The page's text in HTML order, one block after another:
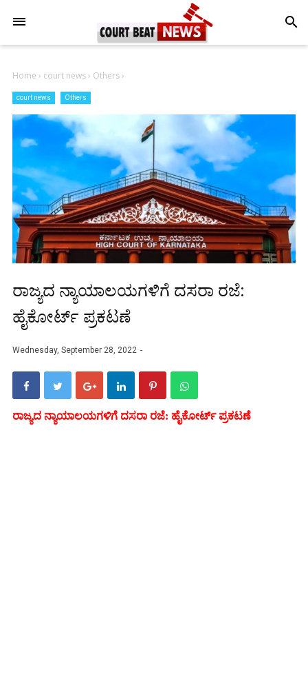
search
Home › court news› Others›
court news Others
ರಾಜ್ಯದ ನ್ಯಾಯಾಲಯಗಳಿಗೆ ದಸರಾ ರಜೆ:
ಹೈಕೋರ್ಟ್ ಪ್ರಕಟಣೆ
Wednesday, September 28, 2022
ರಾಜ್ಯದ ನ್ಯಾಯಾಲಯಗಳಿಗೆ ದಸರಾ ರಜೆ: ಹೈಕೋರ್ಟ್ ಪ್ರಕಟಣೆ